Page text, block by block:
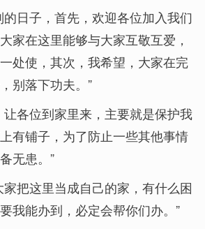
的日子，首先，欢迎各位加入我们
家在这里能够与大家互敬互爱，
处使，其次，我希望，大家在完
别落下功夫。”
让各位到家里来，主要就是保护我
有铺子，为了防止一些其他事情
无患。”
家把这里当成自己的家，有什么困
我能办到，必定会帮你们办。”